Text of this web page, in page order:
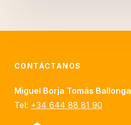
CONTÁCTANOS
Miguel Borja Tomás Ballonga
Tel: +34 644 88 81 90